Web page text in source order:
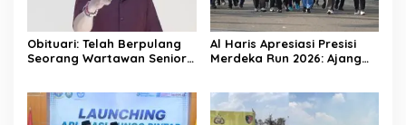
Obituari: Telah Berpulang
Seorang Wartawan Senior
Al Haris Apresiasi Presisi
Merdeka Run 2026: Ajang